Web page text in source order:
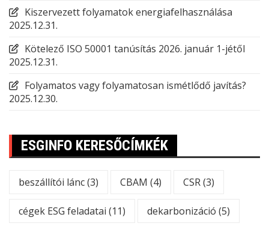
Kiszervezett folyamatok energiafelhasználása
2025.12.31.
Kötelező ISO 50001 tanúsítás 2026. január 1-jétől
2025.12.31.
Folyamatos vagy folyamatosan ismétlődő javítás?
2025.12.30.
ESGINFO KERESŐCÍMKÉK
beszállítói lánc(3) CBAM (4) CSR(3)
cégek ESG feladatai (11) dekarbonizáció (5)